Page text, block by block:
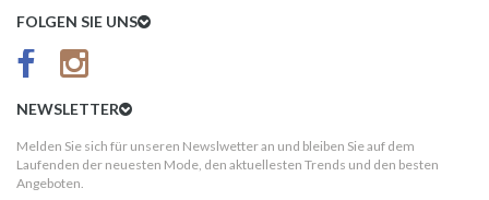
Kundenservice
AGB
Kundeninformationen
FOLGEN SIE UNS
NEWSLETTER
Melden Sie sich für unseren Newslwetter an und bleiben Sie auf dem
Laufenden der neuesten Mode, den aktuellesten Trends und den besten
Angeboten.